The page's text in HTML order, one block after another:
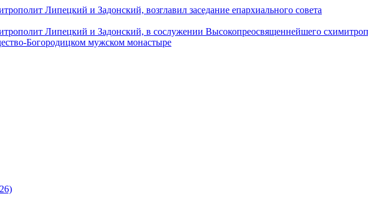
Липецкий и Задонский, возглавил заседание епархиального совета
Липецкий и Задонский, в сослужении Высокопреосвященнейшего
Богородицком мужском монастыре